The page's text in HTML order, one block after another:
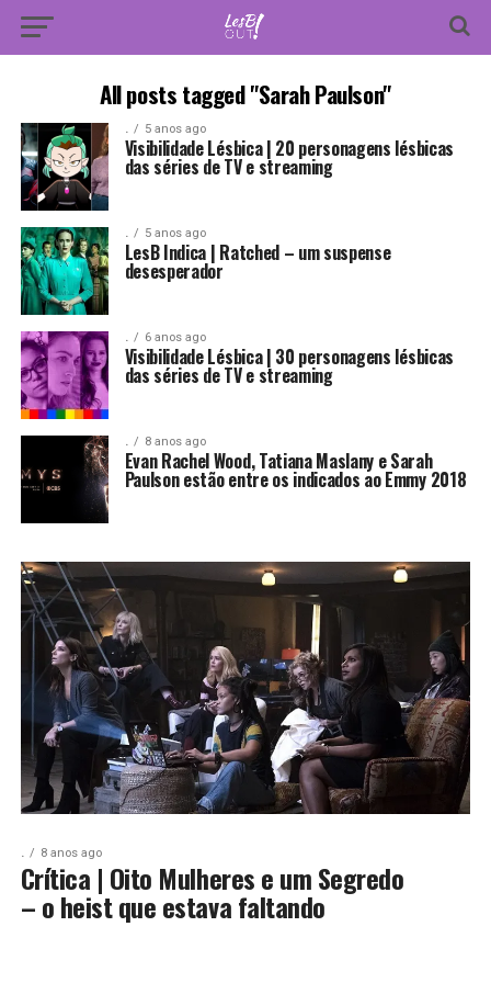
All posts tagged "Sarah Paulson"
. 5 anos ago
Visibilidade Lésbica | 20 personagens lésbicas
das séries de TV e streaming
. 5 anos ago
LesB Indica | Ratched – um suspense
desesperador
. 6 anos ago
Visibilidade Lésbica | 30 personagens lésbicas
das séries de TV e streaming
. 8 anos ago
Evan Rachel Wood, Tatiana Maslany e Sarah
Paulson estão entre os indicados ao Emmy 2018
. 8 anos ago
Crítica | Oito Mulheres e um Segredo
– o heist que estava faltando